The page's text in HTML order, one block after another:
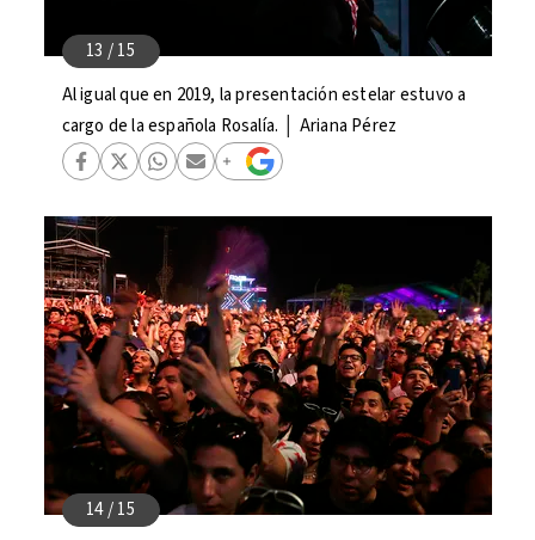
Al igual que en 2019, la presentación estelar estuvo a
cargo de la española Rosalía. │ Ariana Pérez